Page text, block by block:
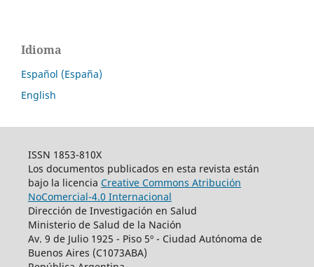
Idioma
Español (España)
English
ISSN 1853-810X
Los documentos publicados en esta revista están
bajo la licencia Creative Commons Atribución
NoComercial-4.0 Internacional
Dirección de Investigación en Salud
Ministerio de Salud de la Nación
Av. 9 de Julio 1925 - Piso 5º - Ciudad Autónoma de
Buenos Aires (C1073ABA)